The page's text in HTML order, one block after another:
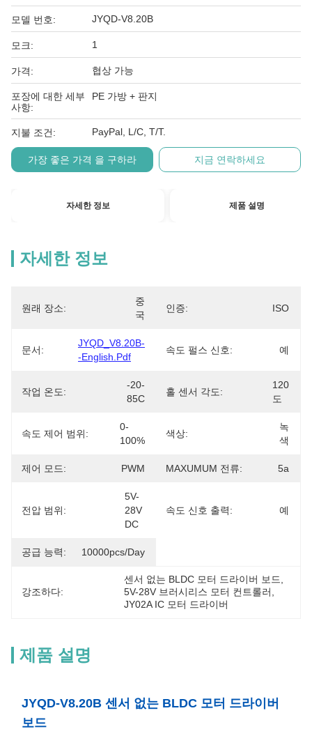
모델 번호: JYQD-V8.20B
모크: 1
가격: 협상 가능
포장에 대한 세부
사항:
PE 가방 + 판지
지불 조건: PayPal, L/C, T/T.
가장 좋은 가격 을 구하라 지금 연락하세요
자세한 정보 제품 설명
자세한 정보
원래 장소:
중
국
인증: ISO
문서:
JYQD_V8.20B-
-English.pdf
속도 펄스 신호: 예
작업 온도:
-20-
85C
홀 센서 각도:
120
도
속도 제어 범위:
0-
100%
색상:
녹
색
제어 모드: PWM MAXUMUM 전류: 5a
전압 범위:
5V-
28V
DC
속도 신호 출력: 예
공급 능력: 10000pcs/day
강조하다:
센서 없는 BLDC 모터 드라이버 보드
5V-28V 브러시리스 모터 컨트롤러
JY02A IC 모터 드라이버
제품 설명
JYQD-V8.20B 센서 없는 BLDC 모터 드라이버
보드